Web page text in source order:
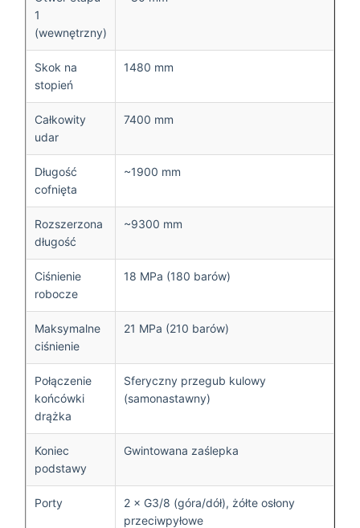
1
(wewnętrzny)
Skok na
stopień
1480 mm
Całkowity
udar
7400 mm
Długość
cofnięta
~1900 mm
Rozszerzona
długość
~9300 mm
Ciśnienie
robocze
18 MPa (180 barów)
Maksymalne
ciśnienie
21 MPa (210 barów)
Połączenie
końcówki
drążka
Sferyczny przegub kulowy
(samonastawny)
Koniec
podstawy
Gwintowana zaślepka
Porty
2 × G3/8 (góra/dół), żółte osłony
przeciwpyłowe